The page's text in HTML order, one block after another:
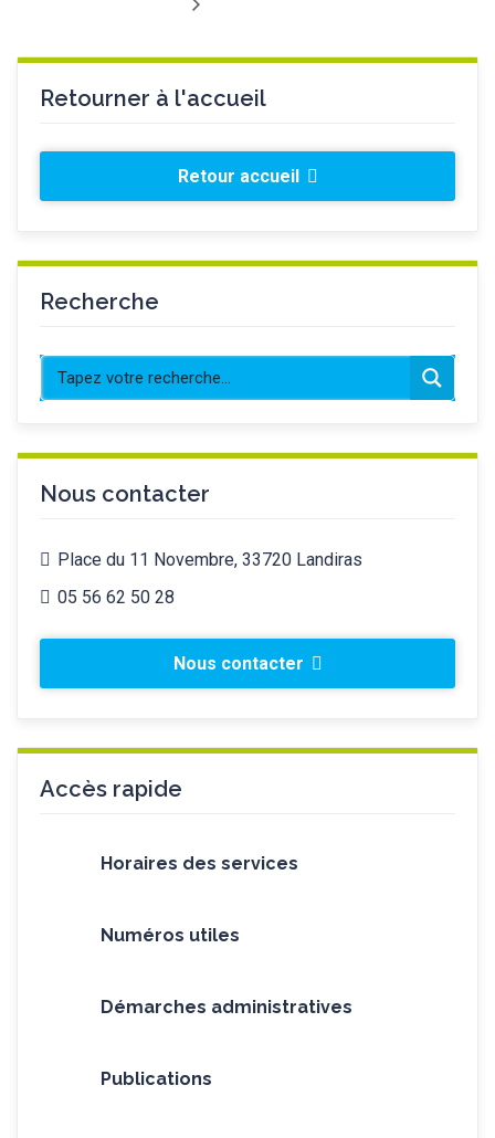
Retourner à l'accueil
Retour accueil
Recherche
Nous contacter
Place du 11 Novembre, 33720 Landiras
05 56 62 50 28
Nous contacter
Accès rapide
Horaires des services
Numéros utiles
Démarches administratives
Publications